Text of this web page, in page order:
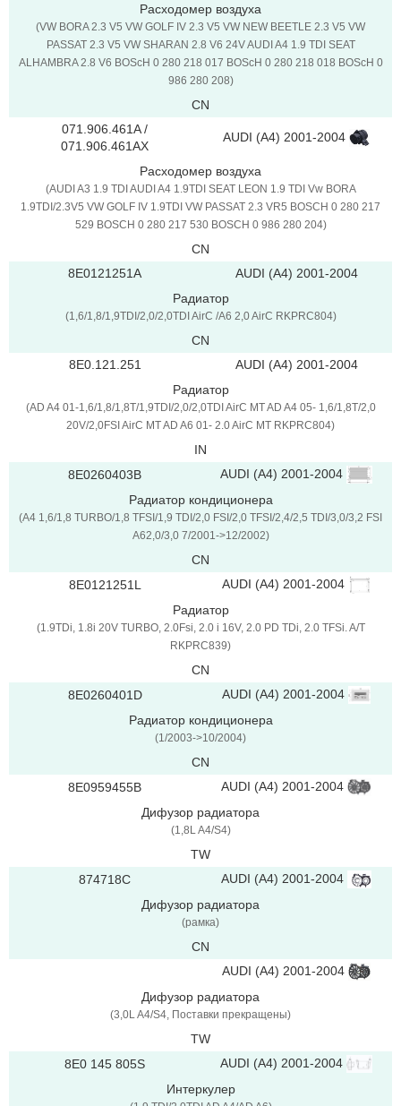
Расходомер воздуха
(VW BORA 2.3 V5 VW GOLF IV 2.3 V5 VW NEW BEETLE 2.3 V5 VW
PASSAT 2.3 V5 VW SHARAN 2.8 V6 24V AUDI A4 1.9 TDI SEAT
ALHAMBRA 2.8 V6 BOScH 0 280 218 017 BOScH 0 280 218 018 BOScH 0
986 280 208)
CN
071.906.461A /
071.906.461AX
AUDI (A4) 2001-2004
Расходомер воздуха
(AUDI A3 1.9 TDI AUDI A4 1.9TDI SEAT LEON 1.9 TDI Vw BORA
1.9TDI/2.3V5 VW GOLF IV 1.9TDI VW PASSAT 2.3 VR5 BOSCH 0 280 217
529 BOSCH 0 280 217 530 BOSCH 0 986 280 204)
CN
8E0121251A
AUDI (A4) 2001-2004
Радиатор
(1,6/1,8/1,9TDI/2,0/2,0TDI AirC /A6 2,0 AirC RKPRC804)
CN
8E0.121.251
AUDI (A4) 2001-2004
Радиатор
(AD A4 01-1,6/1,8/1,8T/1,9TDI/2,0/2,0TDI AirC MT AD A4 05- 1,6/1,8T/2,0
20V/2,0FSI AirC MT AD A6 01- 2.0 AirC MT RKPRC804)
IN
8E0260403B
AUDI (A4) 2001-2004
Радиатор кондиционера
(A4 1,6/1,8 TURBO/1,8 TFSI/1,9 TDI/2,0 FSI/2,0 TFSI/2,4/2,5 TDI/3,0/3,2 FSI
A62,0/3,0 7/2001->12/2002)
CN
8E0121251L
AUDI (A4) 2001-2004
Радиатор
(1.9TDi, 1.8i 20V TURBO, 2.0Fsi, 2.0 i 16V, 2.0 PD TDi, 2.0 TFSi. A/T
RKPRC839)
CN
8E0260401D
AUDI (A4) 2001-2004
Радиатор кондиционера
(1/2003->10/2004)
CN
8E0959455B
AUDI (A4) 2001-2004
Дифузор радиатора
(1,8L A4/S4)
TW
874718C
AUDI (A4) 2001-2004
Дифузор радиатора
(рамка)
CN
AUDI (A4) 2001-2004
Дифузор радиатора
(3,0L A4/S4, Поставки прекращены)
TW
8E0 145 805S
AUDI (A4) 2001-2004
Интеркулер